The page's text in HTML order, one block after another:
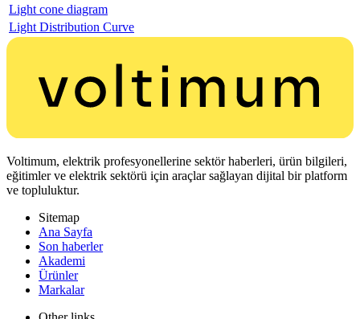
Light cone diagram
Light Distribution Curve
Voltimum, elektrik profesyonellerine sektör haberleri, ürün bilgileri,
eğitimler ve elektrik sektörü için araçlar sağlayan dijital bir platform
ve topluluktur.
Sitemap
Ana Sayfa
Son haberler
Akademi
Ürünler
Markalar